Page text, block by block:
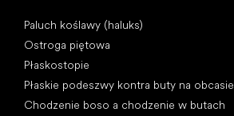
Paluch koślawy (haluks)
Ostroga piętowa
Płaskostopie
Płaskie podeszwy kontra buty na obcasie
Chodzenie boso a chodzenie w butach